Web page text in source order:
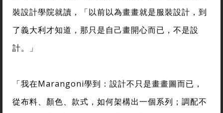
裝設計學院就讀，「以前以為畫畫就是服裝設計，到
了義大利才知道，那只是自己畫開心而已，不是設
計。」
「我在Marangoni學到：設計不只是畫畫圖而已，
從布料、顏色、款式，如何架構出一個系列；調配不